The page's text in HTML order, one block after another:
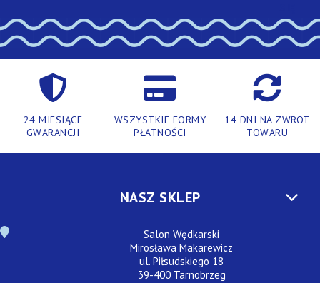
24 MIESIĄCE
GWARANCJI
WSZYSTKIE FORMY
PŁATNOŚCI
14 DNI NA ZWROT
TOWARU
NASZ SKLEP
Salon Wędkarski
Mirosława Makarewicz
ul. Piłsudskiego 18
39-400 Tarnobrzeg